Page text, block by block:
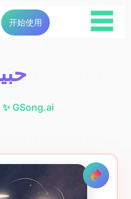
开始使用
☰
✨ GSong.ai